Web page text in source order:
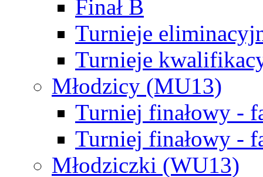
Finał B
Turnieje
Turnieje
Młodzicy (MU13)
Turniej finałowy -
Turniej finałowy -
Młodziczki (WU13)